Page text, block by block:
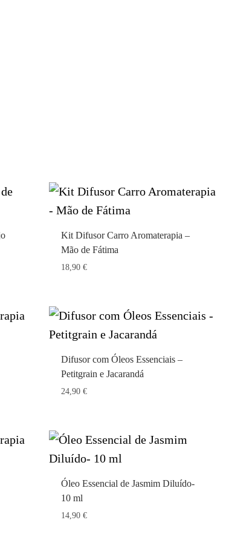
Kit Difusor Carro Aromaterapia –
Mão de Fátima
18,90 €
Difusor com Óleos Essenciais –
Petitgrain e Jacarandá
24,90 €
Óleo Essencial de Jasmim Diluído-
10 ml
14,90 €